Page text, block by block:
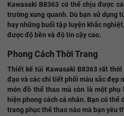
Kawasaki B8363 có thể chịu được
trường xung quanh. Dù bạn sử dụng
hay những buổi tập luyện khắc
được độ bền và độ tin cậy cao.
Phong Cách Thời Trang
Thiết kế túi Kawasaki B8363 rất
đạo và các chi tiết phối màu sắc đẹp
món đồ thể thao mà còn là một
hiện phong cách cá nhân. Bạn có thể
trang phục thể thao nào mà bạn yêu